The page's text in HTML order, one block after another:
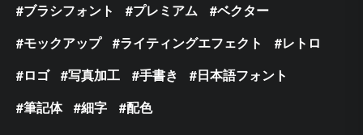
ブラシフォント
プレミアム
ベクター
モックアップ
ライティングエフェクト
レトロ
ロゴ
写真加工 手書き
日本語フォント
筆記体
細字 配色